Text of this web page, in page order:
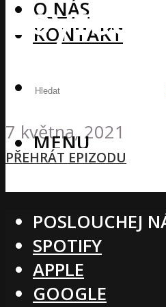
O NÁS
KONTAKT
MENU
7 května, 2021
PŘEHRÁT EPIZODU
POSLOUCHEJ
SPOTIFY
APPLE
GOOGLE